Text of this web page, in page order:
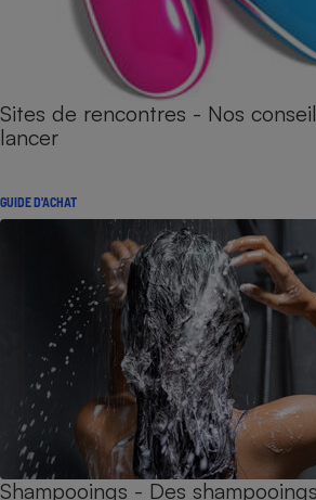
Sites de rencontres - Nos
lancer
GUIDE D'ACHAT
Shampooings - Des